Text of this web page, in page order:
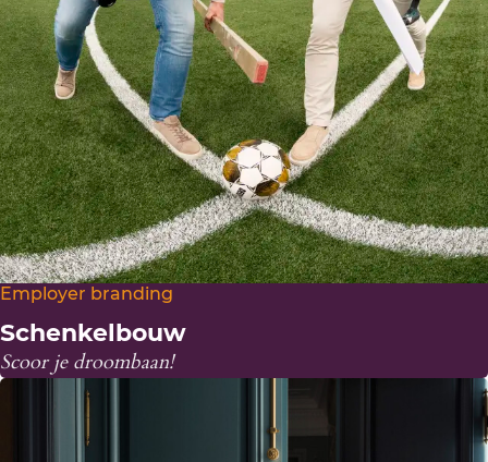
Employer branding
Schenkelbouw
Scoor je droombaan!